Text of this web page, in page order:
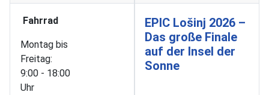
Fahrrad
Montag bis
Freitag:
9:00 - 18:00
Uhr
EPIC Lošinj 2026 –
Das große Finale
auf der Insel der
Sonne